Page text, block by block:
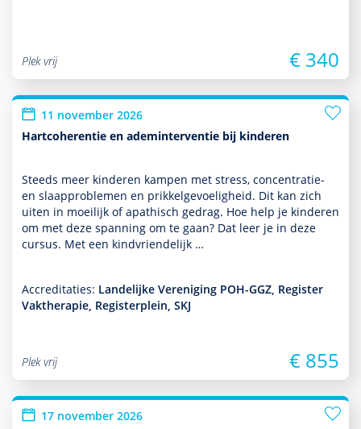
Plek vrij € 340
11 november 2026
Hartcoherentie en ademinterventie bij kinderen
Steeds meer kin­de­ren kampen met stress, concentratie-
en slaappro­ble­men en prikkelgevoeligheid. Dit kan zich
uiten in moeilijk of apathisch gedrag. Hoe help je kin­de­ren
om met deze spanning om te gaan? Dat leer je in deze
cursus. Met een kindvriendelijk …
Accreditaties: Landelijke Vereniging POH-GGZ, Register
Vaktherapie, Registerplein, SKJ
Plek vrij € 855
17 november 2026